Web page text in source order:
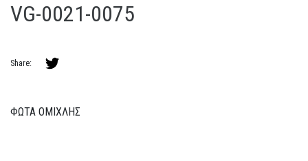
VG-0021-0075
Share:
ΦΩΤΑ ΟΜΙΧΛΗΣ